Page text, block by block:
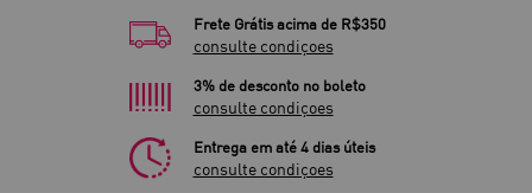
Frete Grátis acima de R$350
consulte condiçoes
3% de desconto no boleto
consulte condiçoes
Entrega em até 4 dias úteis
consulte condiçoes